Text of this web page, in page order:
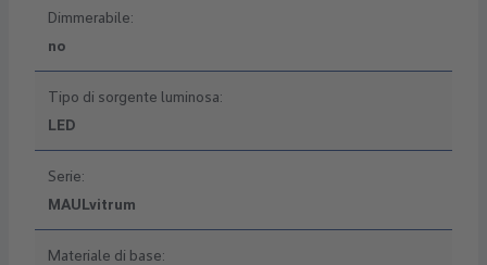
Dimmerabile:
no
Tipo di sorgente luminosa:
LED
Serie:
MAULvitrum
Materiale di base: